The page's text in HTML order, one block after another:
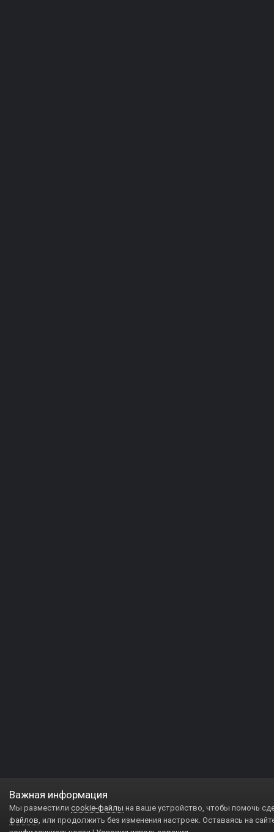
Важная информация
Мы разместили cookie-файлы на ваше устройство, чтобы помочь
файлов, или продолжить без изменения настроек. Оставаясь на